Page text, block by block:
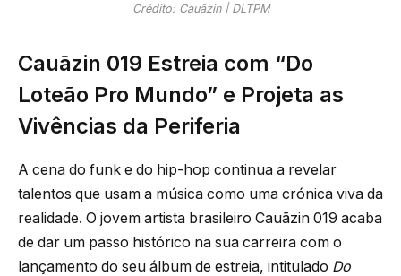
Crédito: Cauãzin | DLTPM
Cauãzin 019 Estreia com “Do
Loteão Pro Mundo” e Projeta as
Vivências da Periferia
A cena do funk e do hip-hop continua a revelar
talentos que usam a música como uma crónica viva da
realidade. O jovem artista brasileiro Cauãzin 019 acaba
de dar um passo histórico na sua carreira com o
lançamento do seu álbum de estreia, intitulado Do